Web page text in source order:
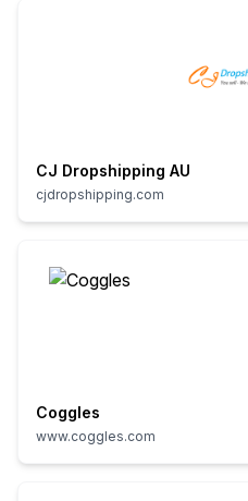
CJ Dropshipping AU
cjdropshipping.com
Coggles
www.coggles.com